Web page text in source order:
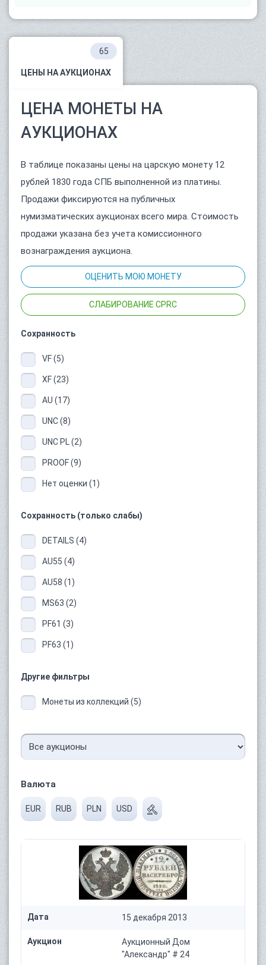
ЦЕНЫ НА АУКЦИОНАХ
65
ЦЕНА МОНЕТЫ НА
АУКЦИОНАХ
В таблице показаны цены на царскую монету 12
рублей 1830 года СПБ выполненной из платины.
Продажи фиксируются на публичных
нумизматических аукционах всего мира. Стоимость
продажи указана без учета комиссионного
вознаграждения аукциона.
ОЦЕНИТЬ МОЮ МОНЕТУ
СЛАБИРОВАНИЕ CPRC
Сохранность
VF (5)
XF (23)
AU (17)
UNC (8)
UNC PL (2)
PROOF (9)
Нет оценки (1)
Сохранность (только слабы)
DETAILS (4)
AU55 (4)
AU58 (1)
MS63 (2)
PF61 (3)
PF63 (1)
Другие фильтры
Монеты из коллекций (5)
Валюта
EUR RUB PLN USD
Дата 15 декабря 2013
Аукцион
Аукционный Дом
"Александр" # 24